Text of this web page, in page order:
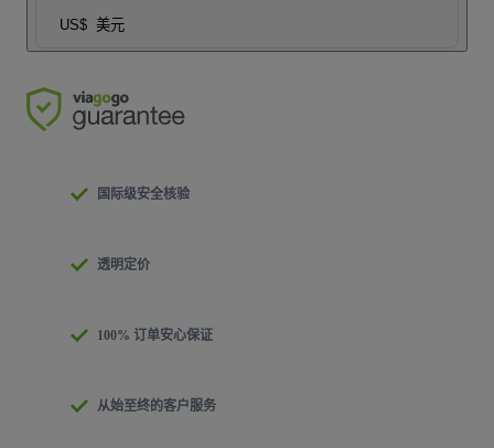
US$ 美元
国际级安全核验
透明定价
100% 订单安心保证
从始至终的客户服务